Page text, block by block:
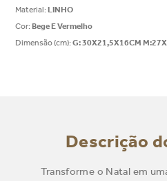
Material:LINHO
Cor:Bege E Vermelho
Dimensão (cm):G: 30X21,5X16CM
Descrição
Transforme o Natal em